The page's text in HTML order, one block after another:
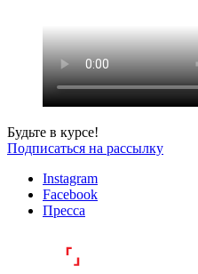
Будьте в курсе!
Подписаться на рассылку
Instagram
Facebook
Пресса